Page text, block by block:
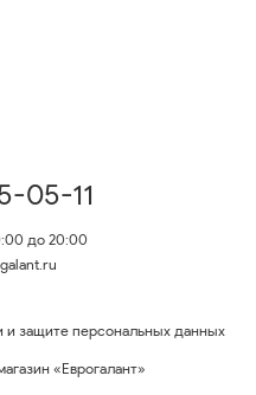
05-11
до 20:00
защите персональных данных
«Еврогалант»